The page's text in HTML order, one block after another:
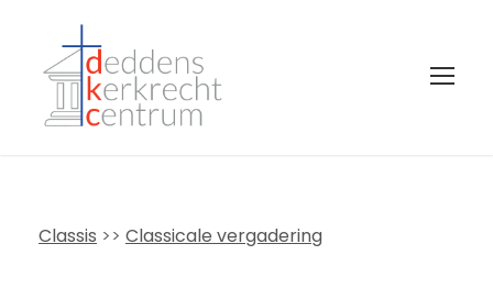
Classis >> Classicale vergadering